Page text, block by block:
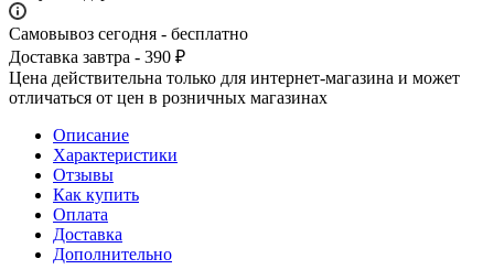
Самовывоз сегодня - бесплатно
Доставка завтра - 390 ₽
Цена действительна только для интернет-магазина и может
отличаться от цен в розничных магазинах
Описание
Характеристики
Отзывы
Как купить
Оплата
Доставка
Дополнительно